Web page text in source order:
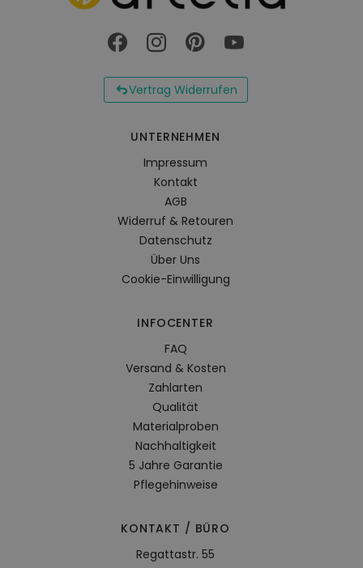
Vertrag Widerrufen
UNTERNEHMEN
Impressum
Kontakt
AGB
Widerruf & Retouren
Datenschutz
Über Uns
Cookie-Einwilligung
INFOCENTER
FAQ
Versand & Kosten
Zahlarten
Qualität
Materialproben
Nachhaltigkeit
5 Jahre Garantie
Pflegehinweise
KONTAKT / BÜRO
Regattastr. 55